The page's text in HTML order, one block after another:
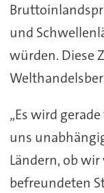
und
würden. Diese
„Es wird
uns
Ländern, ob
befreundeten